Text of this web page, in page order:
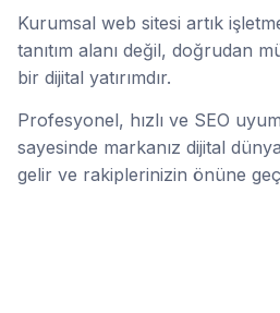
Kurumsal web sitesi artık
tanıtım alanı değil, doğrudan
bir dijital yatırımdır.
Profesyonel, hızlı ve SEO
sayesinde markanız dijital
gelir ve rakiplerinizin önüne